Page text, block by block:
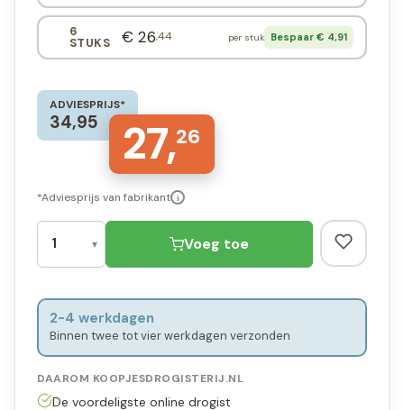
6
STUKS € 26,44 per stuk Bespaar € 4,91
ADVIESPRIJS*
34,95 27,26
*Adviesprijs van fabrikant i
Voeg toe
2-4 werkdagen
Binnen twee tot vier werkdagen verzonden
DAAROM KOOPJESDROGISTERIJ.NL
De voordeligste online drogist